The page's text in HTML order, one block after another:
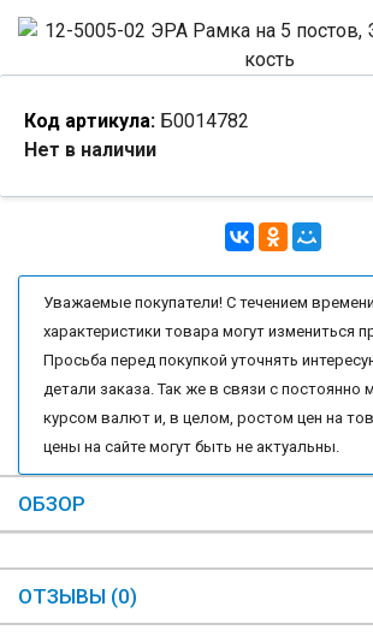
Код артикула: Б0014782
Нет в наличии
Уважаемые покупатели! С течением
характеристики товара могут измениться
Просьба перед покупкой уточнять
детали заказа. Так же в связи с
курсом валют и, в целом, ростом цен на
цены на сайте могут быть не актуальны.
ОБЗОР
ОТЗЫВЫ (0)